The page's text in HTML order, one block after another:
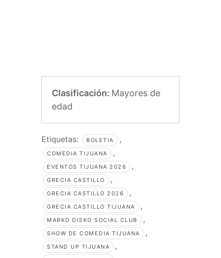
Clasificación: Mayores de
edad
Etiquetas: BOLETIA ,
COMEDIA TIJUANA ,
EVENTOS TIJUANA 2026 ,
GRECIA CASTILLO ,
GRECIA CASTILLO 2026 ,
GRECIA CASTILLO TIJUANA ,
MARKO DISKO SOCIAL CLUB ,
SHOW DE COMEDIA TIJUANA ,
STAND UP TIJUANA ,